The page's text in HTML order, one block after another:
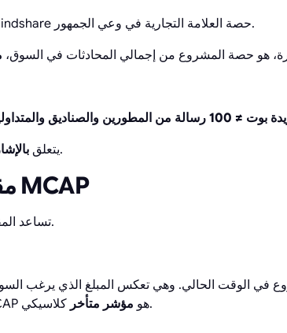
في التسويق الكلاسيكي، يمثل Mindshare حصة العلامة التجارية في وعي الجمهور.
هو حصة المشروع من إجمالي المحادثات في السوق،
Mindshare يتعلق.
Mindshare مقابل MCAP
تساعد المقارنة المباشرة في توضيح الفرق.
في الوقت الحالي. وهي تعكس المبلغ الذي يرغب
والتوقعات والسيولة الحالية. MCAP هو مؤشر متأخر
كلاسيكي.